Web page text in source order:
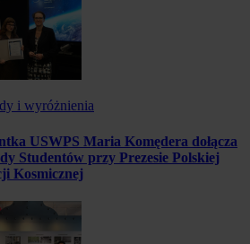
i wyróżnienia
USWPS Maria Komędera dołącza
Studentów przy Prezesie Polskiej
Kosmicznej